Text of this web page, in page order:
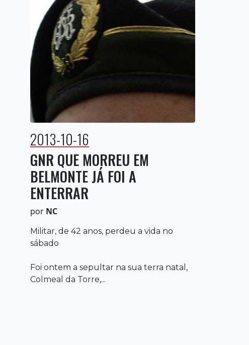
2013-10-16
GNR QUE MORREU EM
BELMONTE JÁ FOI A
ENTERRAR
por NC
Militar, de 42 anos, perdeu a vida no
sábado
Foi ontem a sepultar na sua terra natal,
Colmeal da Torre,...